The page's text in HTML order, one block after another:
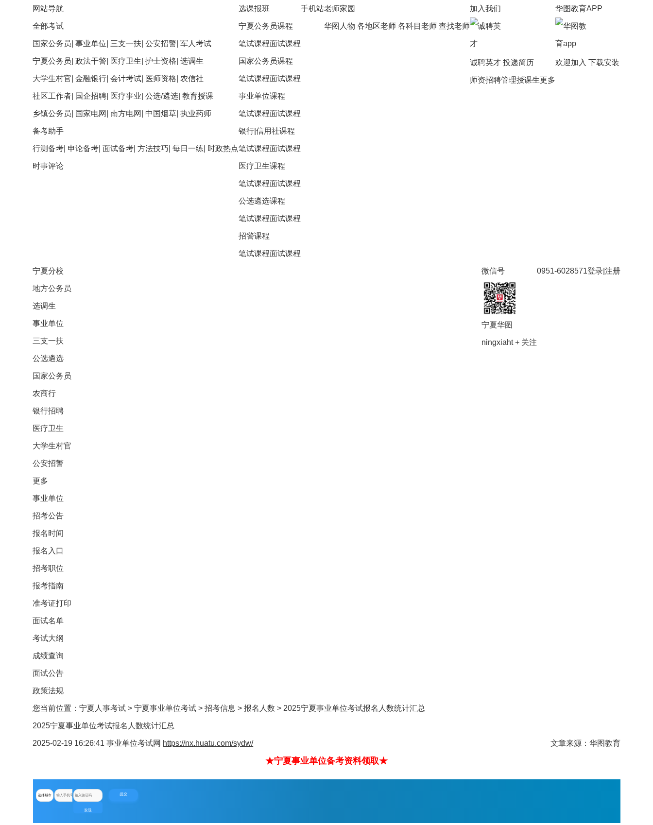
网站导航
全部考试
国家公务员 事业单位 三支一扶 公安招警 军人考试
宁夏公务员 政法干警 医疗卫生 护士资格 选调生
大学生村官 金融银行 会计考试 医师资格 农信社
社区工作者 国企招聘 医疗事业 公选/遴选 教育授课
乡镇公务员 国家电网 南方电网 中国烟草 执业药师
备考助手
行测备考 申论备考 面试备考 方法技巧 每日一练 时政热点
时事评论
选课报班
宁夏公务员课程
笔试课程面试课程
国家公务员课程
笔试课程面试课程
事业单位课程
笔试课程面试课程
银行|信用社课程
笔试课程面试课程
医疗卫生课程
笔试课程面试课程
公选遴选课程
笔试课程面试课程
招警课程
笔试课程面试课程
手机站老师家园
华图人物 各地区老师 各科目老师 查找老师
加入我们
诚聘英才 投递简历
师资招聘管理授课生更多
华图教育APP
欢迎加入 下载安装
登录| 注册
0951-6028571
微信号
宁夏华图
ningxiaht + 关注
宁夏分校
地方公务员
选调生
事业单位
三支一扶
公选遴选
国家公务员
农商行
银行招聘
医疗卫生
大学生村官
公安招警
更多
事业单位
招考公告
报名时间
报名入口
招考职位
报考指南
准考证打印
面试名单
考试大纲
成绩查询
面试公告
政策法规
您当前位置：宁夏人事考试 >宁夏事业单位考试 >招考信息 >报名人数 > 2025宁夏事业单位考试报名人数统计汇总
2025宁夏事业单位考试报名人数统计汇总
2025-02-19 16:26:41事业单位考试网 https://nx.huatu.com/sydw/ 文章来源：华图教育
★宁夏事业单位备考资料领取★
提交